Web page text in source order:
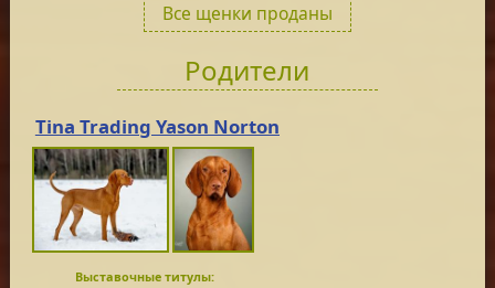
Все щенки проданы
Родители
Tina Trading Yason Norton
Выставочные титулы: